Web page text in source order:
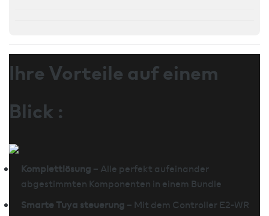
Ihre Vorteile auf einem
Blick :
Komplettlösung – Alle perfekt aufeinander
abgestimmten Komponenten in einem Bundle
Smarte Tuya steuerung – Mit dem Controller E2-WR